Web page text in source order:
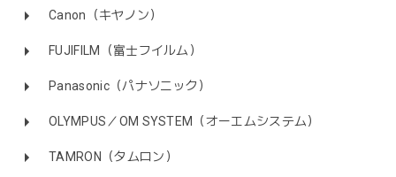
Canon（キヤノン）
FUJIFILM（富士フイルム）
Panasonic（パナソニック）
OLYMPUS／OM SYSTEM（オーエムシステム）
TAMRON（タムロン）